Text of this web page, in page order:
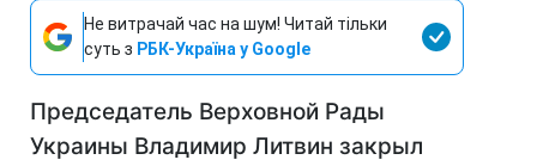
Не витрачай час на шум! Читай тільки
суть з РБК-Україна у Google
Председатель Верховной Рады
Украины Владимир Литвин закрыл